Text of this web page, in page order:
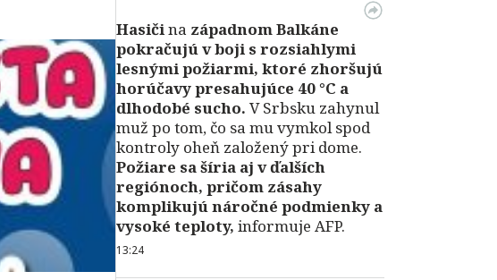
Hasičina západnom Balkáne
pokračujú v boji s rozsiahlymi
lesnými požiarmi, ktoré zhoršujú
horúčavy presahujúce 40 °C a
dlhodobé sucho. V Srbsku zahynul
muž po tom, čo sa mu vymkol spod
kontroly oheň založený pri dome.
Požiare sa šíria aj v ďalších
regiónoch, pričom zásahy
komplikujú náročné podmienky a
vysoké teploty, informuje AFP.
13:24